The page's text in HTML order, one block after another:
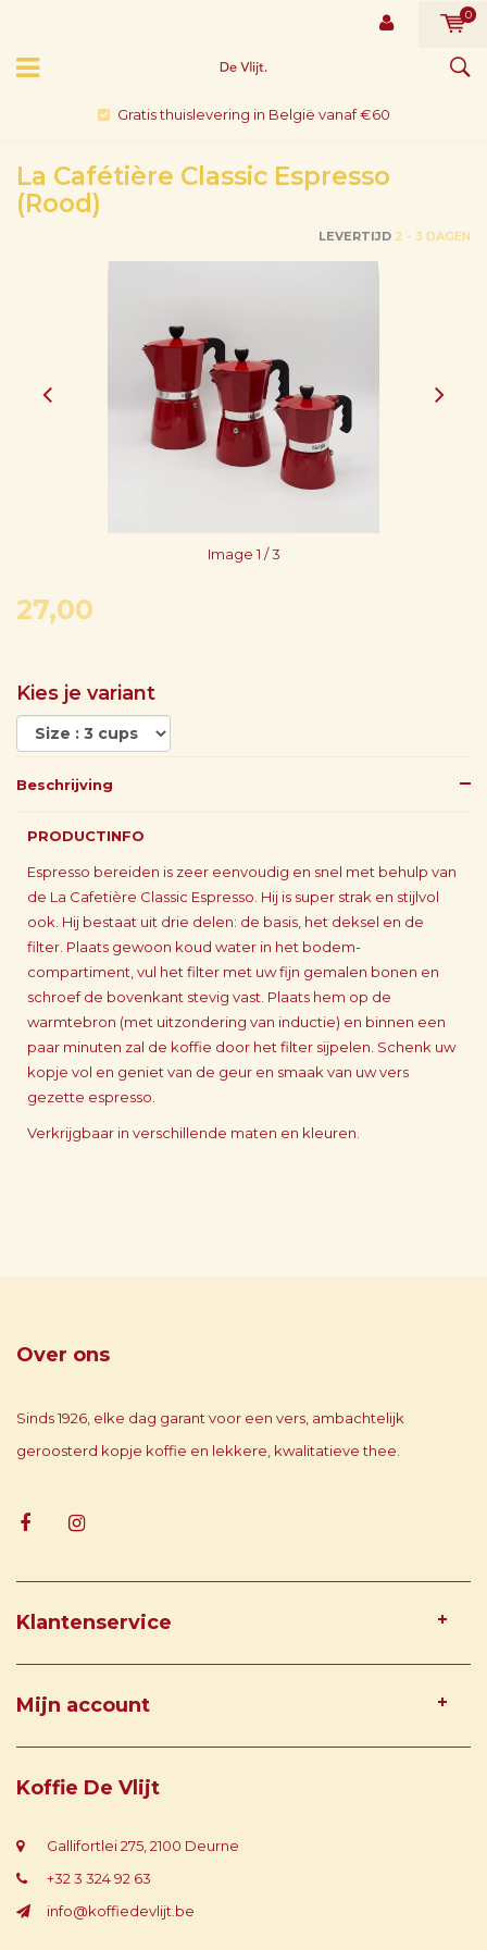
0
Gratis thuislevering in België vanaf €60
La Cafétière Classic Espresso
(Rood)
LEVERTIJD 2 - 3 DAGEN
Image1 / 3
27,00
Kies je variant
Beschrijving
PRODUCTINFO
Espresso bereiden is zeer eenvoudig en snel met behulp van
de La Cafetière Classic Espresso. Hij is super strak en stijlvol
ook. Hij bestaat uit drie delen: de basis, het deksel en de
filter. Plaats gewoon koud water in het bodem-
compartiment, vul het filter met uw fijn gemalen bonen en
schroef de bovenkant stevig vast. Plaats hem op de
warmtebron (met uitzondering van inductie) en binnen een
paar minuten zal de koffie door het filter sijpelen. Schenk uw
kopje vol en geniet van de geur en smaak van uw vers
gezette espresso.
Verkrijgbaar in verschillende maten en kleuren.
Over ons
Sinds 1926, elke dag garant voor een vers, ambachtelijk
geroosterd kopje koffie en lekkere, kwalitatieve thee.
Klantenservice
Mijn account
Koffie De Vlijt
Gallifortlei 275, 2100 Deurne
+32 3 324 92 63
info@koffiedevlijt.be